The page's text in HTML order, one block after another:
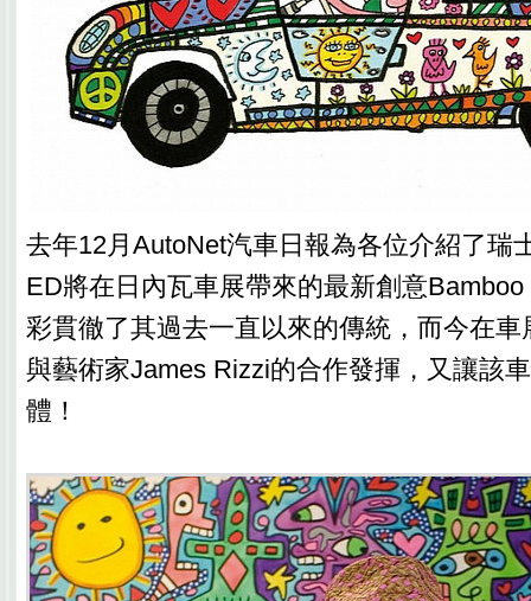
去年12月AutoNet汽車日報為各位介紹了瑞
ED將在日內瓦車展帶來的最新創意
彩貫徹了其過去一直以來的傳統，而今在
與藝術家James Rizzi的合作發揮，又讓該
體！